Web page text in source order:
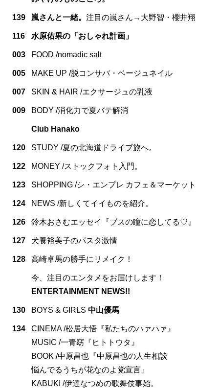
139 嵐さんと一緒。 注目の嵐さん→大野智・櫻井翔
116 水原佑果の「おしゃれ計画」
003 FOOD /nomadic salt
005 MAKE UP /脱コンサバ・ベージュネイル
007 SKIN & HAIR /エクサージュの乳液
009 BODY /消化力で夏バテ解消
Club Hanako
120 STUDY /夏の北海道ドライブ旅へ。
122 MONEY /ストックフォト入門。
123 SHOPPING /シ・エンプレ カフェ＆マーケット
124 NEWS /新しくてイイものを紹介。
126 鈴木おさむエッセイ『ブスの瞳に恋してる♡』
127 犬養裕美子のパスタ激情
128 高崎卓馬の勝手にリメイク！
今、注目のエンタメをお届けします！
ENTERTAINMENT NEWS!!
130 BOYS & GIRLS 中山優馬
134
CINEMA /松居大悟『私たちのハァハァ』
MUSIC /一青窈『ヒトトウタ』
BOOK /中原昌也『中原昌也の人生相談
悩んでるうちが花なのよ党宣言』
KABUKI /伊達なつめの歌舞伎事始。